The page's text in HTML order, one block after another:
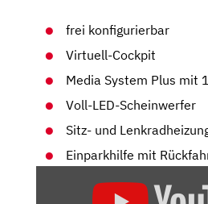
frei konfigurierbar
Virtuell-Cockpit
Media System Plus mit
Voll-LED-Scheinwerfer
Sitz- und
Einparkhilfe mit
FORMENTOR